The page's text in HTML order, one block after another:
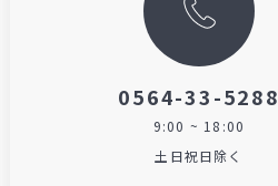
0564-33-5288
9:00 ~ 18:00
土日祝日除く